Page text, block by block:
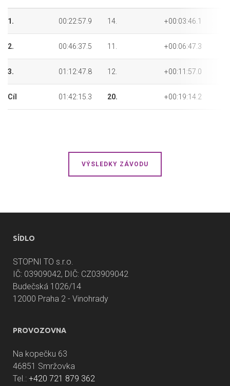
1. 00:22:57.9 14. +00:03:46.1
2. 00:46:37.5 11. +00:06:47.3
3. 01:12:47.8 12. +00:11:57.0
Cíl 01:42:15.3 20. +00:19:14.2
VÝSLEDKY ZÁVODU
SÍDLO
STOPNI TO s.r.o.
IČ: 03909042, DIČ: CZ03909042
Budečská 1026/14
12000 Praha 2 - Vinohrady
PROVOZOVNA
Na kopečku 63
46851 Smržovka
Tel.: +420 721 879 362